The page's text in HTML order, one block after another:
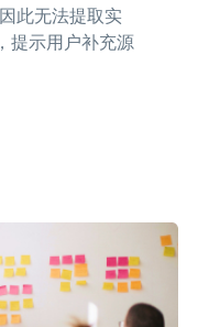
此无法提取实
提示用户补充源